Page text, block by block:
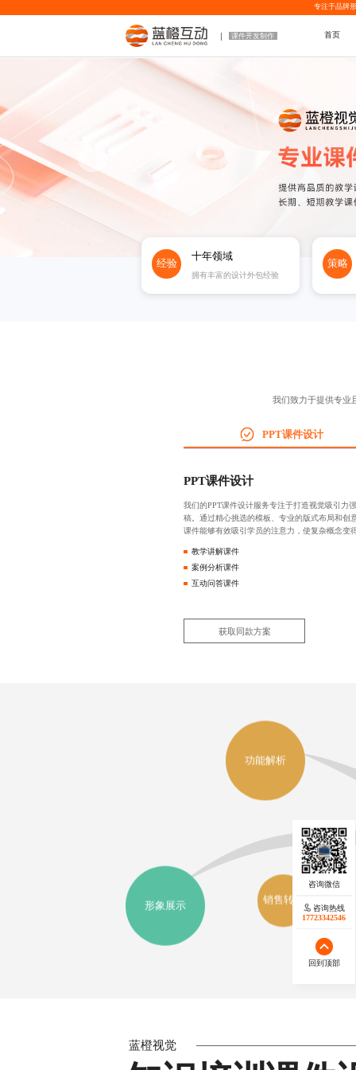
专注于品牌
课件开发制作 首页
经验
十年领域
拥有丰富的设计外包经验
策略
我们致力于提供专业
PPT课件设计
PPT课件设计
我们的PPT课件设计服务专注于打造视觉吸引力
稿。通过精心挑选的模板、专业的版式布局和创
课件能够有效吸引学员的注意力，使复杂概念变
教学讲解课件
案例分析课件
互动问答课件
获取同款方案
功能解析
市场定
位
形象展示
销售转化
蓝橙视觉
咨询热线
17723342546
回到顶部